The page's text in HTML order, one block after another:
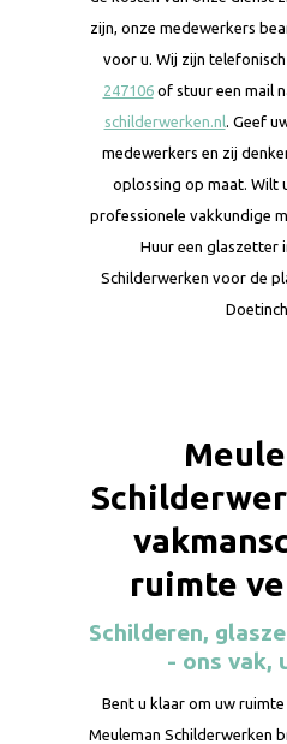
zijn, onze medewerkers
voor u. Wij zijn
247106of stuur een mail
schilderwerken.nl. Geef
medewerkers en zij
oplossing op maat. Wilt
professionele vakkundige
Huur een glaszetter
Schilderwerken voor de
ruimte
Schilderen,
- ons vak,
Bent u klaar om uw
Meuleman Schilderwerken